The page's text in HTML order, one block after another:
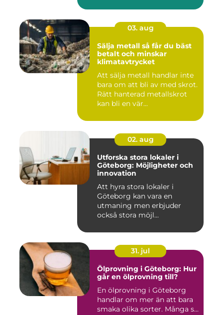
03. aug
Sälja metall så får du bäst
betalt och minskar
klimatavtrycket
Att sälja metall handlar inte
bara om att bli av med skrot.
Rätt hanterad metallskrot
kan bli en vär...
02. aug
Utforska stora lokaler i
Göteborg: Möjligheter och
innovation
Att hyra stora lokaler i
Göteborg kan vara en
utmaning men erbjuder
också stora möjl...
31. jul
Ölprovning i Göteborg: Hur
går en ölprovning till?
En ölprovning i Göteborg
handlar om mer än att bara
smaka olika sorter. Många s...